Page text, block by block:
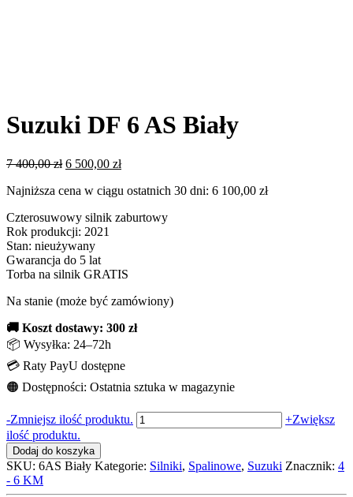
Suzuki DF 6 AS Biały
7 400,00zł Pierwotna
wynosiła:
400,00 zł.
6 500,00 złAktualna
wynosi:
500,00 zł.
Najniższa cena w ciągu ostatnich 30 dni: 6 100,00 zł
Czterosuwowy silnik zaburtowy
Rok produkcji: 2021
Stan: nieużywany
Gwarancja do 5 lat
Torba na silnik GRATIS
Na stanie (może być zamówiony)
🚚 Koszt dostawy: 300 zł
📦 Wysyłka: 24–72h
💳 Raty PayU dostępne
🟠 Dostępności: Ostatnia sztuka w magazynie
-Zmniejsz ilość produktu. ilość
Suzuki
6
AS
+Zwiększ
ilość produktu.
Dodaj do koszyka
SKU: 6AS Biały Kategorie: Silniki, Spalinowe, Suzuki Znacznik: 4
- 6 KM